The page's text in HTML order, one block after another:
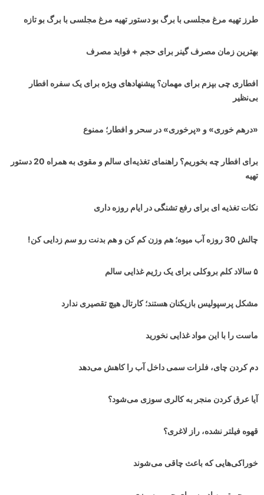
طرز تهیه مرغ مجلسی با برگ بو دستور تهیه مرغ مجلسی با برگ بو تازه
بهترین زمان مصرف گینر برای حجم + فواید مصرف
افطاری چی بپزم برای مهمان؟ پیشنهادهای ویژه برای یک سفره افطار
بی‌نظیر
«درهم خوری» و «پرخوری» در سحر و افطار؛ ممنوع
برای افطار چه بخوریم؟ راهنمای تغذیه‌ای سالم و مقوی به همراه 20 دستور
تهیه
نکات تغذیه ای برای رفع تشنگی در ایام روزه داری
چالش 30 روزه آب میوه؛ هم وزن کم کن و هم بدنت رو سم زدایی کن!
۵ سالاد کلم بروکلی برای یک رژیم غذایی سالم
مشکل پرسپولیس بازیکنان هستند؛ کارتال هیچ تقصیری ندارد
ماست را با این مواد غذایی نخورید
دم کردن چای، فلزات سمی داخل آب را کاهش می‌دهد
آیا عرق کردن منجر به کالری سوزی می‌شود؟
قهوه فیلتر نشده، راز لاغری؟
خوراکی‌هایی که باعث چاقی می‌شوند